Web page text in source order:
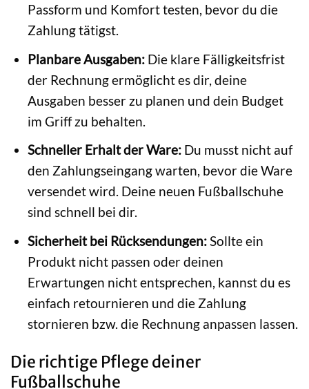
Passform und Komfort testen, bevor du die
Zahlung tätigst.
Planbare Ausgaben:Die klare Fälligkeitsfrist
der Rechnung ermöglicht es dir, deine
Ausgaben besser zu planen und dein Budget
im Griff zu behalten.
Schneller Erhalt der Ware:Du musst nicht auf
den Zahlungseingang warten, bevor die Ware
versendet wird. Deine neuen Fußballschuhe
sind schnell bei dir.
Sicherheit bei Rücksendungen:Sollte ein
Produkt nicht passen oder deinen
Erwartungen nicht entsprechen, kannst du es
einfach retournieren und die Zahlung
stornieren bzw. die Rechnung anpassen lassen.
Die richtige Pflege deiner
Fußballschuhe